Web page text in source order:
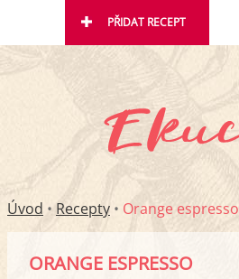
PŘIDAT RECEPT
Úvod • Recepty • Orange espresso
ORANGE ESPRESSO